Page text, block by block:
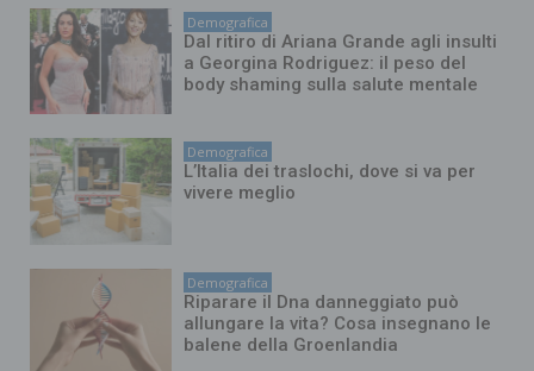
Demografica
Dal ritiro di Ariana Grande agli insulti
a Georgina Rodriguez: il peso del
body shaming sulla salute mentale
Demografica
L’Italia dei traslochi, dove si va per
vivere meglio
Demografica
Riparare il Dna danneggiato può
allungare la vita? Cosa insegnano le
balene della Groenlandia